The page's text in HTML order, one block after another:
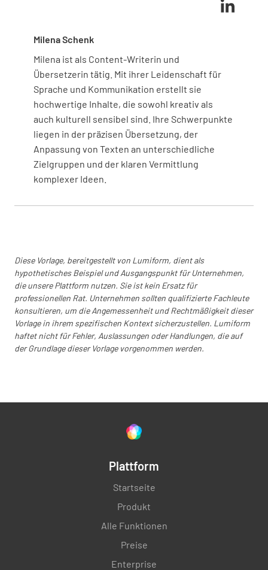
Servolenkungsflüssigkeit
Waschflüssigkeit
INTAKT DEFEKT K.A.
Bild des Motorraums
FÜGE EIN FOTO HINZU
Allgemeine Sauberkeit
halten und die Zuverlässigkeit der Fahrzeuge zu
Milena Schenk
Milena ist als Content-Writerin und
Übersetzerin tätig. Mit ihrer Leidenschaft für
Sprache und Kommunikation erstellt sie
hochwertige Inhalte, die sowohl kreativ als
auch kulturell sensibel sind. Ihre Schwerpunkte
liegen in der präzisen Übersetzung, der
Anpassung von Texten an unterschiedliche
Zielgruppen und der klaren Vermittlung
komplexer Ideen.
Diese Vorlage, bereitgestellt von Lumiform, dient als
hypothetisches Beispiel und Ausgangspunkt für Unternehmen,
die unsere Plattform nutzen. Sie ist kein Ersatz für
professionellen Rat. Unternehmen sollten qualifizierte Fachleute
konsultieren, um die Angemessenheit und Rechtmäßigkeit dieser
Vorlage in ihrem spezifischen Kontext sicherzustellen. Lumiform
haftet nicht für Fehler, Auslassungen oder Handlungen, die auf
der Grundlage dieser Vorlage vorgenommen werden.
Plattform
Startseite
Produkt
Alle Funktionen
Preise
Enterprise